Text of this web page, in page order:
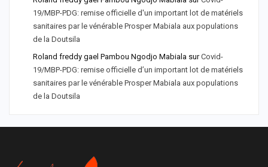
19/MBP-PDG: remise officielle d'un important lot de matériels
sanitaires par le vénérable Prosper Mabiala aux populations
de la Doutsila
Roland freddy gael Pambou Ngodjo Mabiala surCovid-
19/MBP-PDG: remise officielle d’un important lot de matériels
sanitaires par le vénérable Prosper Mabiala aux populations
de la Doutsila